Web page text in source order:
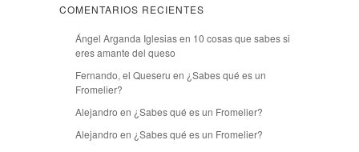
COMENTARIOS RECIENTES
Ángel Arganda Iglesiasen 10 cosas que sabes si
eres amante del queso
Fernando, el Queseru en ¿Sabes qué es un
Fromelier?
Alejandro en ¿Sabes qué es un Fromelier?
Alejandro en ¿Sabes qué es un Fromelier?